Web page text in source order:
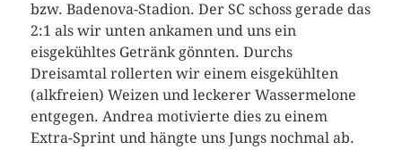
bzw. Badenova-Stadion. Der SC schoss gerade das
2:1 als wir unten ankamen und uns ein
eisgekühltes Getränk gönnten. Durchs
Dreisamtal rollerten wir einem eisgekühlten
(alkfreien) Weizen und leckerer Wassermelone
entgegen. Andrea motivierte dies zu einem
Extra-Sprint und hängte uns Jungs nochmal ab.